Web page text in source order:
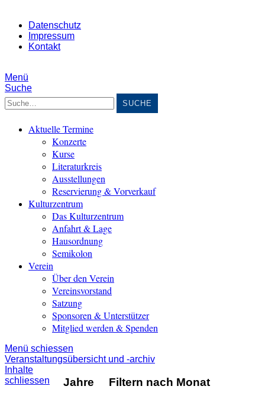
Datenschutz
Impressum
Kontakt
Menü
Suche
Suche
Aktuelle Termine
Konzerte
Kurse
Literaturkreis
Ausstellungen
Reservierung & Vorverkauf
Kulturzentrum
Das Kulturzentrum
Anfahrt & Lage
Hausordnung
Semikolon
Verein
Über den Verein
Vereinsvorstand
Satzung
Sponsoren & Unterstützer
Mitglied werden & Spenden
Menü schiessen
Veranstaltungsübersicht und -archiv
Inhalte
schliessen
Jahre Filtern nach Monat